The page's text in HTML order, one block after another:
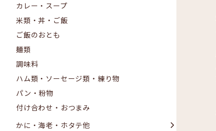
カレー・スープ
米類・丼・ご飯
ご飯のおとも
麺類
調味料
ハム類・ソーセージ類・練り物
パン・粉物
付け合わせ・おつまみ
かに・海老・ホタテ他